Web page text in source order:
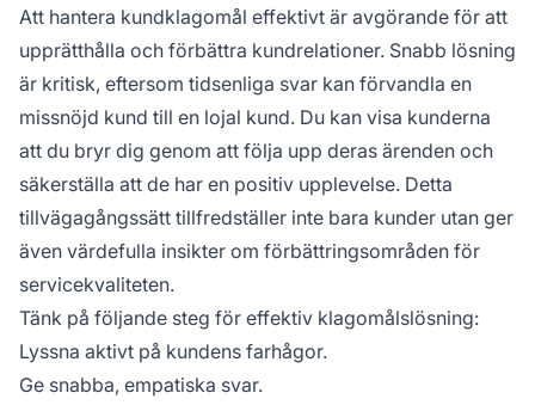
Att hantera kundklagomål effektivt är avgörande för att
upprätthålla och förbättra kundrelationer. Snabb lösning
är kritisk, eftersom tidsenliga svar kan förvandla en
missnöjd kund till en lojal kund. Du kan visa kunderna
att du bryr dig genom att följa upp deras ärenden och
säkerställa att de har en positiv upplevelse. Detta
tillvägagångssätt tillfredställer inte bara kunder utan ger
även värdefulla insikter om förbättringsområden för
servicekvaliteten.
Tänk på följande steg för effektiv klagomålslösning:
Lyssna aktivt på kundens farhågor.
Ge snabba, empatiska svar.